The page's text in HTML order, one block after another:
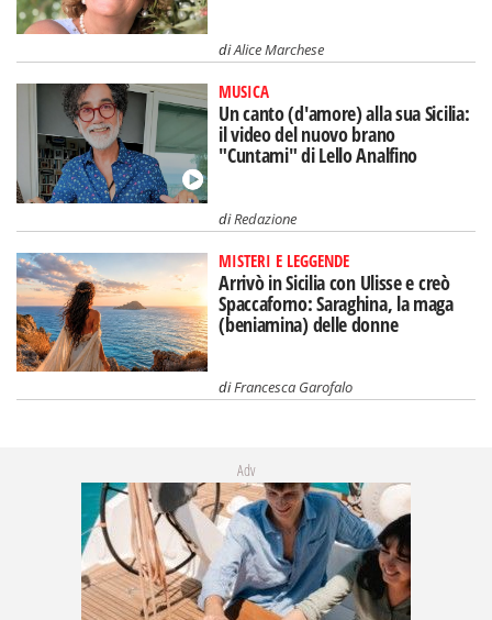
diAlice Marchese
MUSICA
Un canto (d'amore) alla sua Sicilia:
il video del nuovo brano
"Cuntami" di Lello Analfino
diRedazione
MISTERI E LEGGENDE
Arrivò in Sicilia con Ulisse e creò
Spaccaforno: Saraghina, la maga
(beniamina) delle donne
diFrancesca Garofalo
Adv